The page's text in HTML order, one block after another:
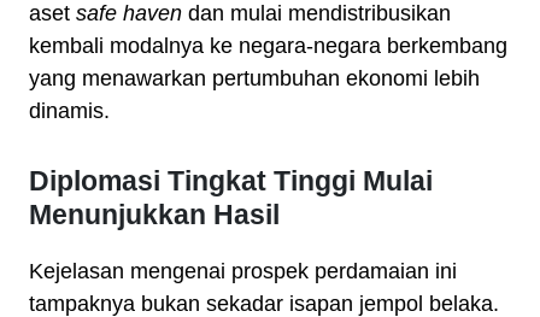
aset safe haven dan mulai mendistribusikan
kembali modalnya ke negara-negara berkembang
yang menawarkan pertumbuhan ekonomi lebih
dinamis.
Diplomasi Tingkat Tinggi Mulai
Menunjukkan Hasil
Kejelasan mengenai prospek perdamaian ini
tampaknya bukan sekadar isapan jempol belaka.